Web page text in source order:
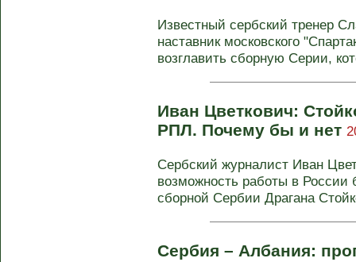
Известный сербский тренер
наставник московского
возглавить сборную Серии,
Иван Цветкович:
РПЛ. Почему бы и нет
Сербский журналист Иван
возможность работы в России
сборной Сербии Драгана
Сербия – Албания: